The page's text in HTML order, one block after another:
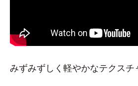
みずみずしく軽やかなテクスチ